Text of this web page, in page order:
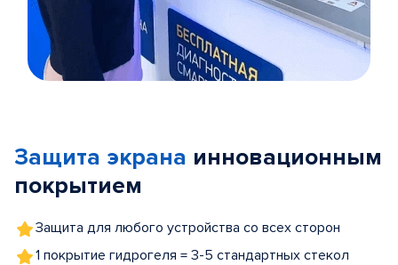
5
Защита экрана инновационным
покрытием
Защита для любого устройства со всех сторон
1 покрытие гидрогеля = 3-5 стандартных стекол